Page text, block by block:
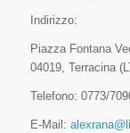
Indirizzo:
Piazza Fontana
04019, Terracina
Telefono: 0773/
E-Mail: